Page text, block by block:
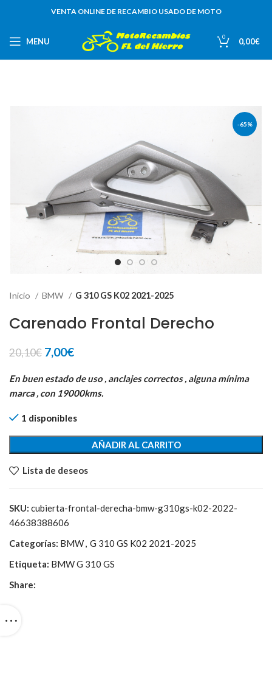
VENTA ONLINE DE RECAMBIO USADO DE MOTO
MENU 0 0,00€
-65%
Inicio BMW G 310 GS K02 2021-2025
Carenado Frontal Derecho
20,10€ El
original
era:
7,00€El
actual
es:
En buen estado de uso , anclajes correctos , alguna mínima
marca , con 19000kms.
1 disponibles
AÑADIR AL CARRITO
Lista de deseos
SKU: cubierta-frontal-derecha-bmw-g310gs-k02-2022-
46638388606
Categorías: BMW, G 310 GS K02 2021-2025
Etiqueta: BMW G 310 GS
Share: